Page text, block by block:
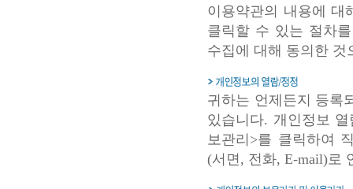
이용약관의 내용에 대
클릭할 수 있는 절차
수집에 대해 동의한 것
귀하는 언제든지 등록
있습니다. 개인정보
보관리>를 클릭하여
(서면, 전화, E-mail)로